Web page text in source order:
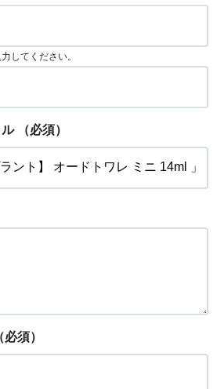
してください。
（必須）
必須）